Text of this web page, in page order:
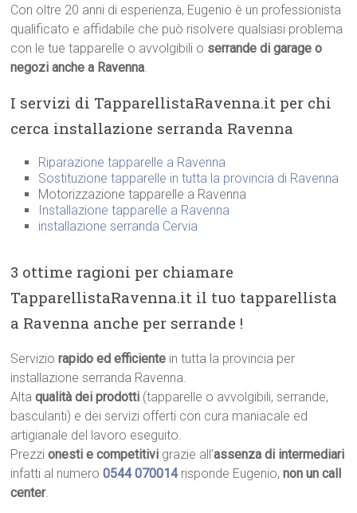
Con oltre 20 anni di esperienza, Eugenio è un professionista
qualificato e affidabile che può risolvere qualsiasi problema
con le tue tapparelle o avvolgibili o serrande di garage o
negozi anche a Ravenna.
I servizi di TapparellistaRavenna.it per chi
cerca installazione serranda Ravenna
Riparazione tapparelle a Ravenna
Sostituzione tapparelle in tutta la provincia di Ravenna
Motorizzazione tapparelle a Ravenna
Installazione tapparelle a Ravenna
installazione serranda Cervia
3 ottime ragioni per chiamare
TapparellistaRavenna.it il tuo tapparellista
a Ravenna anche per serrande !
Serviziorapido ed efficiente in tutta la provincia per
installazione serranda Ravenna.
Altaqualità dei prodotti (tapparelle o avvolgibili, serrande,
basculanti) e dei servizi offerti con cura maniacale ed
artigianale del lavoro eseguito.
Prezzionesti e competitivi grazie all’assenza di intermediari
infatti al numero0544 070014 risponde Eugenio,non un call
center.